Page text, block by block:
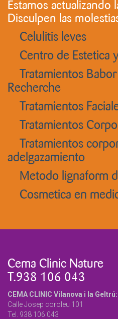
Estamos actualizando
Disculpen las
Celulitis leves
Centro de Estetica
Tratamientos
Recherche
Tratamientos
Tratamientos
Tratamientos
adelgazamiento
Metodo lignaform
Cosmetica en
Cema Clinic Nature
T.938 106 043
CEMA CLINIC Vilanova i la Geltrú:
Calle Josep coroleu 101
Tel. 938 106 043